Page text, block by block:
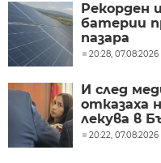
Рекорден
батерии
пазара
20:28, 07.08.2026
И след
отказаха
лекува в
20:22, 07.08.2026